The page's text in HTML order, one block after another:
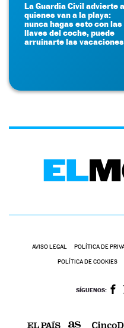
La Guardia Civil advierte a
quienes van a la playa:
nunca hagas esto con las
llaves del coche, puede
arruinarte las vacaciones
AVISO LEGAL POLÍTICA DE
POLÍTICA DE COOKIES
SÍGUENOS: